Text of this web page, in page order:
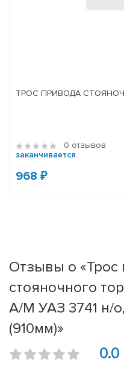
ТРОС ПРИВОДА
0 отзывов
заканчивается
968 ₽
Отзывы о «Трос
стояночного
А/М УАЗ 3741 н/
(910мм)»
0.0